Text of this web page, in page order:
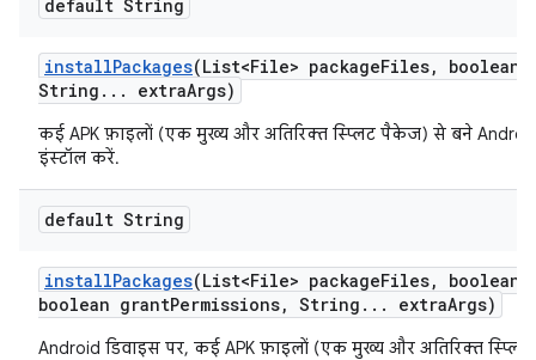
default String
installPackages(List<File> packageFiles,
String . . . extraArgs)
कई APK फ़ाइलों (एक मुख्य और अतिरिक्त स्प्लिट पैकेज) से बने
इंस्टॉल करें.
default String
installPackages(List<File> packageFiles,
boolean grantPermissions, String . . . extraArgs)
Android डिवाइस पर, कई APK फ़ाइलों (एक मुख्य और अतिरिक्त